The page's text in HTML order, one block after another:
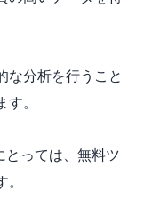
な分析を行うこと
。
とっては、無料ツ